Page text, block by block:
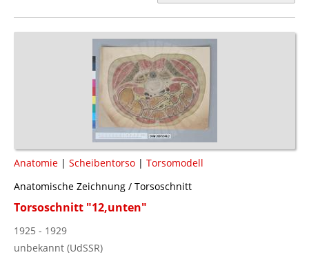
Anatomie | Scheibentorso | Torsomodell
Anatomische Zeichnung / Torsoschnitt
Torsoschnitt "12,unten"
1925 - 1929
unbekannt (UdSSR)